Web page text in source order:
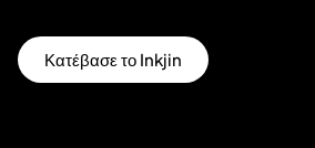
Κατέβασε το Inkjin